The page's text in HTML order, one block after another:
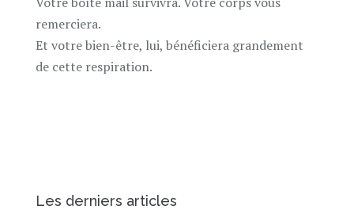
remerciera.
Et votre bien-être, lui, bénéficiera grandement
de cette respiration.
Les derniers articles